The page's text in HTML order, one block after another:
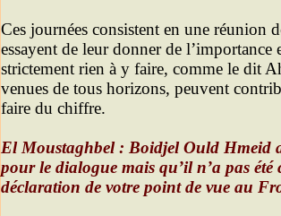
Ces journées consistent en une réunion
essayent de leur donner de
strictement rien à y faire, comme le dit
venues de tous horizons, peuvent
faire du chiffre.
El Moustaghbel : Boidjel Ould Hmeid
pour le dialogue mais qu’il n’a pas été
déclaration de votre point de vue au